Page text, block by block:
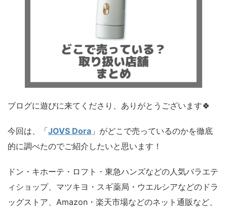
ブログに遊びに来てくださり、ありがとうございます🍀
今回は、「JOVS Dora 」がどこで売っているのかを徹底
的に調べたのでご紹介したいと思います！
ドン・キホーテ・ロフト・東急ハンズなどの人気バラエテ
ィショップ、マツキヨ・スギ薬局・ウエルシアなどのドラ
ッグストア、Amazon・楽天市場などのネット通販など、